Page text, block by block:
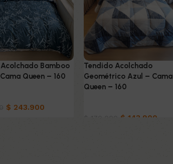
Bamboo
Queen – 160
$ 243.900
Tendido Acolchado
Geométrico Azul – Cama
Queen – 160
$ 143.900